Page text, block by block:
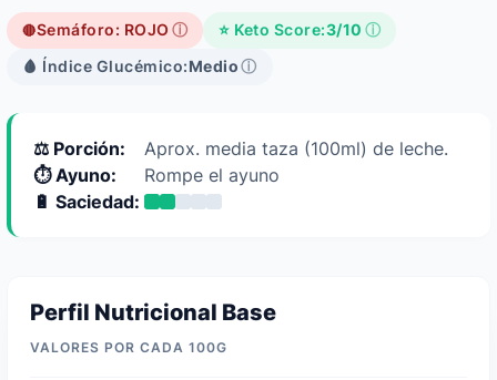
🔴Semáforo: ROJO ⓘ ⭐ Keto Score:3/10 ⓘ
🩸 Índice Glucémico:Medioⓘ
⚖️ Porción:
Aprox. media taza (100ml) de leche.
⏱️ Ayuno:
Rompe el ayuno
🔋 Saciedad:
Perfil Nutricional Base
VALORES POR CADA 100G